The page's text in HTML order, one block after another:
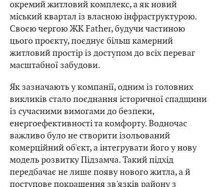
окремий житловий комплекс, а як новий
міський квартал із власною інфраструктурою.
Своєю чергою ЖК Father, будучи частиною
цього проєкту, поєднує більш камерний
житловий простір із доступом до всіх переваг
масштабної забудови.
Як зазначають у компанії, одним із головних
викликів стало поєднання історичної спадщини
із сучасними вимогами до безпеки,
енергоефективності та комфорту. Водночас
важливо було не створити ізольований
комерційний об'єкт, а інтегрувати його у нову
модель розвитку Підзамча. Такий підхід
передбачає не лише появу нового житла, а й
поступове покращення зв'язків району з